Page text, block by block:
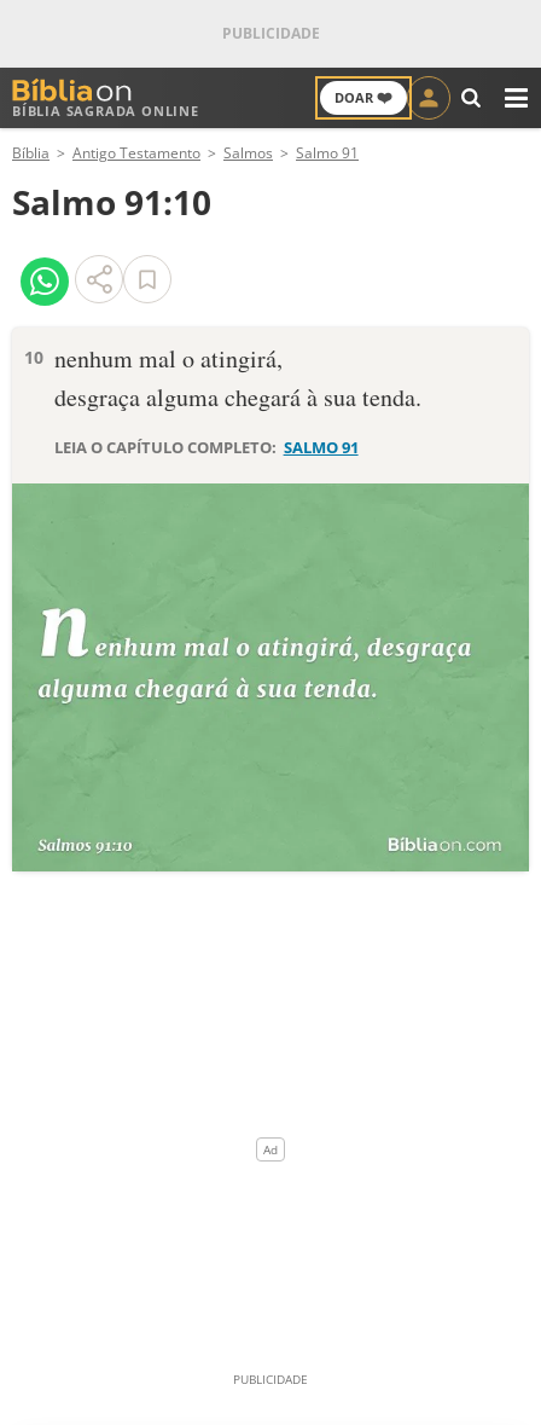
BÍBLIA SAGRADA ONLINE
DOAR ❤️
ANTIGO TESTAMENTO
NOVO TESTAMENTO
VERSÍCULOS
PALAVRA DO DIA
10 MANDAMENTOS
ESTUDOS BÍBLICOS
ESBOÇOS DE PREGAÇÃO
PERGUNTE À BÍBLIA
Bíblia Antigo Testamento Salmos Salmo 91
Salmo 91:10
10 nenhum mal o atingirá,
desgraça alguma chegará à sua tenda.
LEIA O CAPÍTULO COMPLETO: SALMO 91